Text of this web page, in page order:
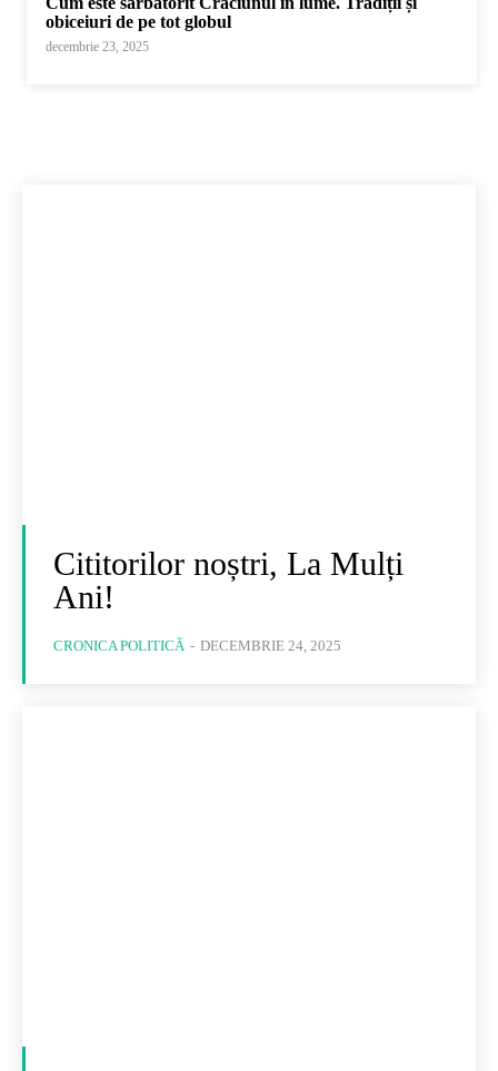
obiceiuri de pe tot globul
decembrie 23, 2025
Cititorilor noștri, La Mulți
Ani!
CRONICA POLITICĂ - DECEMBRIE 24, 2025